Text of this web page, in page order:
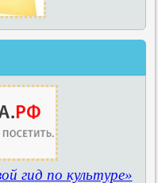
гид по культуре»